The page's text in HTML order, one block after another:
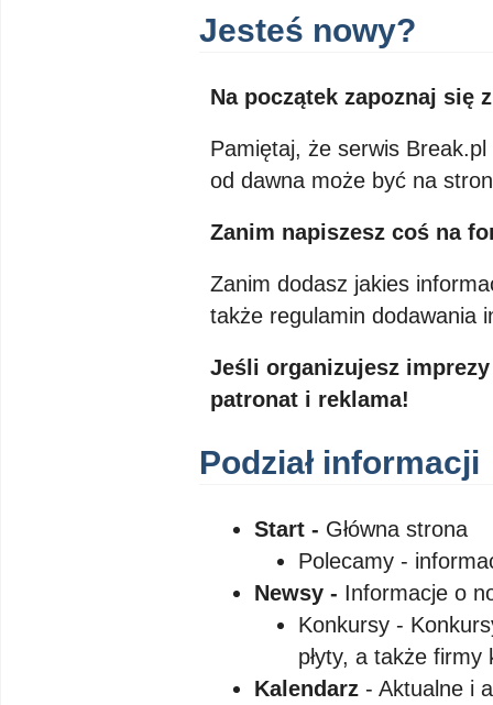
Jesteś nowy?
Na początek zapoznaj się
Pamiętaj, że serwis
od dawna może być na
Zanim napiszesz coś na
Zanim dodasz jakies
także regulamin dodawania
Jeśli organizujesz
patronat i reklama!
Podział informacji
Start - Główna strona
Polecamy -
Newsy - Informacje o
Konkursy -
płyty, a także
Kalendarz - Aktualne i